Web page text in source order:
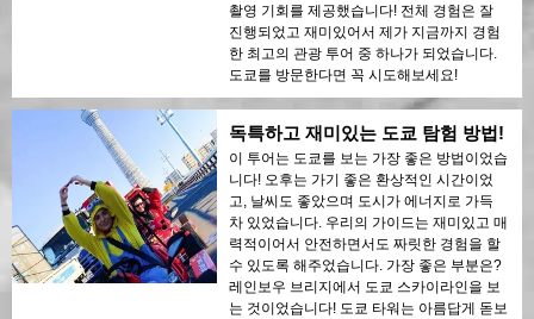
촬영 기회를 제공했습니다! 전체 경험은 잘
진행되었고 재미있어서 제가 지금까지 경험
한 최고의 관광 투어 중 하나가 되었습니다.
도쿄를 방문한다면 꼭 시도해보세요!
독특하고 재미있는 도쿄 탐험 방법!
이 투어는 도쿄를 보는 가장 좋은 방법이었습
니다! 오후는 가기 좋은 환상적인 시간이었
고, 날씨도 좋았으며 도시가 에너지로 가득
차 있었습니다. 우리의 가이드는 재미있고 매
력적이어서 안전하면서도 짜릿한 경험을 할
수 있도록 해주었습니다. 가장 좋은 부분은?
레인보우 브리지에서 도쿄 스카이라인을 보
는 것이었습니다! 도쿄 타워는 아름답게 돋보